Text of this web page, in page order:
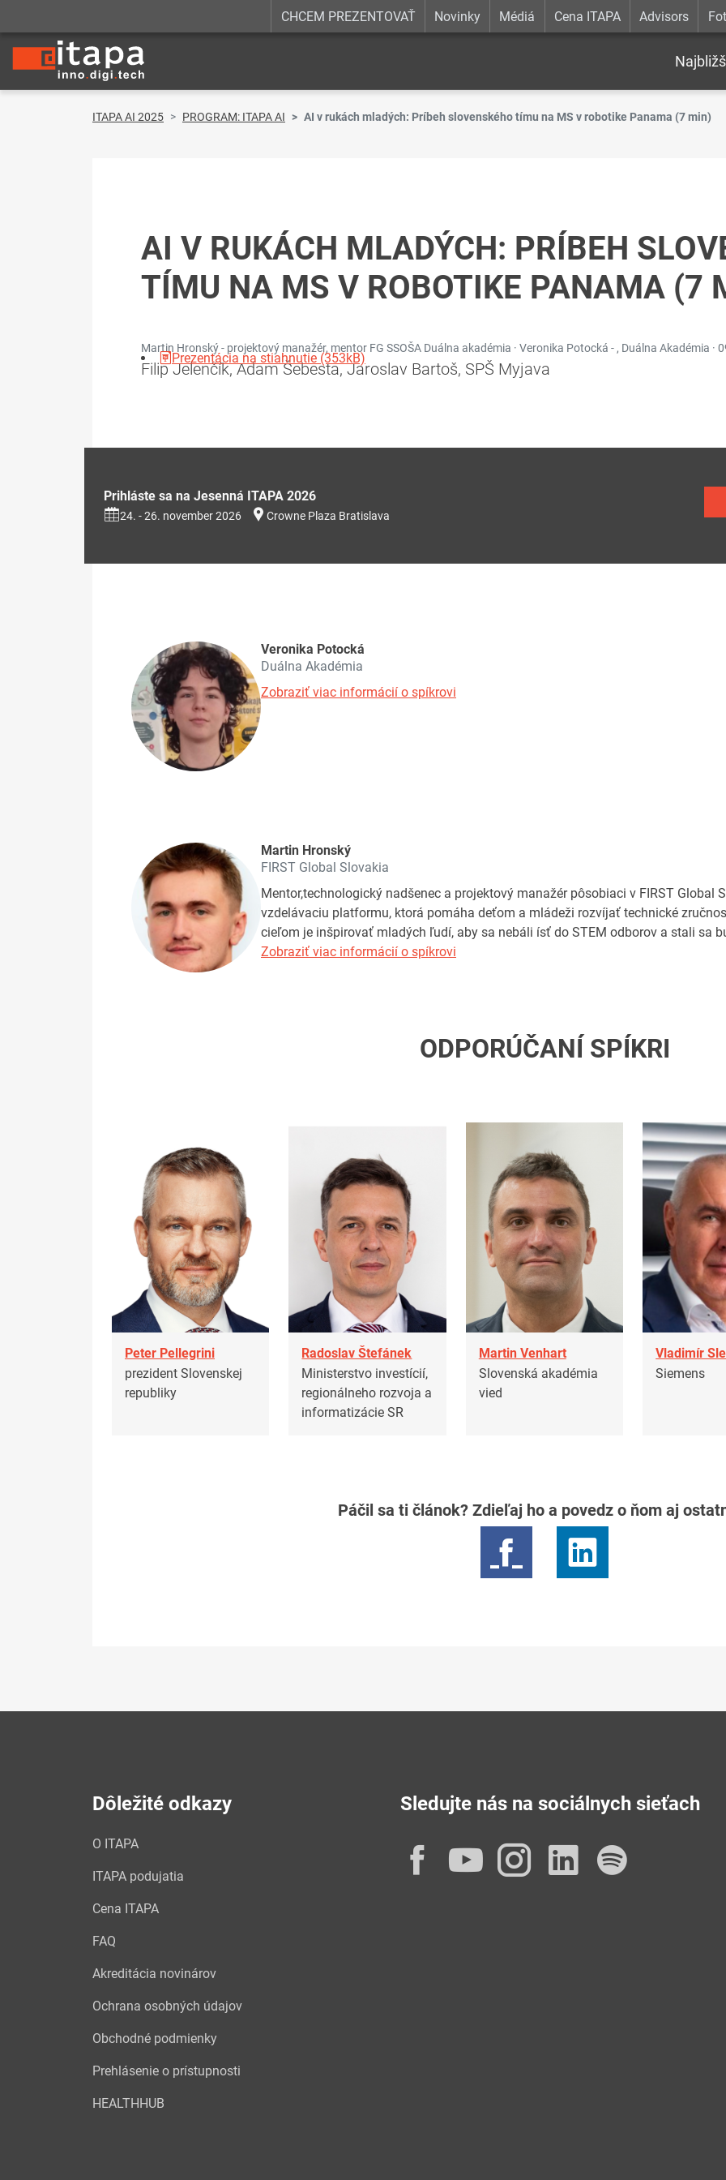
CHCEM PREZENTOVAŤ Novinky Médiá Cena ITAPA Advisors
ITAPA AI 2025 PROGRAM: ITAPA AI AI v rukách mladých: Príbeh slovenského tímu na MS v robotike Panama (7 min)
AI V RUKÁCH MLADÝCH: PRÍBEH
TÍMU NA MS V ROBOTIKE PANAMA (7
Martin Hronský - projektový manažér, mentor FG SSOŠA Duálna akadémia · Veronika Potocká - , Duálna Akadémia ·
Filip Jelenčík, Adam Šebesta, Jaroslav Bartoš, SPŠ Myjava
Prezentácia na stiahnutie (353kB)
Prihláste sa na Jesenná ITAPA 2026
24. - 26. november 2026 Crowne Plaza Bratislava
Veronika Potocká
Duálna Akadémia
Zobraziť viac informácií o spíkrovi
Martin Hronský
FIRST Global Slovakia
Mentor,technologický nadšenec a projektový manažér pôsobiaci v FIRST Global
vzdelávaciu platformu, ktorá pomáha deťom a mládeži rozvíjať technické
cieľom je inšpirovať mladých ľudí, aby sa nebáli ísť do STEM odborov a stali sa
Zobraziť viac informácií o spíkrovi
ODPORÚČANÍ SPÍKRI
Peter Pellegrini
prezident Slovenskej
republiky
Radoslav Štefánek
Ministerstvo investícií,
regionálneho rozvoja a
informatizácie SR
Martin Venhart
Slovenská akadémia
vied
Vladimír
Siemens
Páčil sa ti článok? Zdieľaj ho a povedz o ňom aj
Dôležité odkazy
O ITAPA
ITAPA podujatia
Cena ITAPA
FAQ
Akreditácia novinárov
Ochrana osobných údajov
Obchodné podmienky
Prehlásenie o prístupnosti
HEALTHHUB
Sledujte nás na sociálnych sieťach
Facebook
YouTube
Instagram
LinkedIn